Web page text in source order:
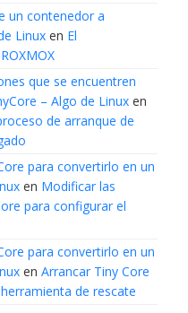
un contenedor a
Linuxen El
que se encuentren
– Algo de Linuxen
de arranque de
para convertirlo en un
en Modificar las
para configurar el
para convertirlo en un
en Arrancar Tiny Core
de rescate